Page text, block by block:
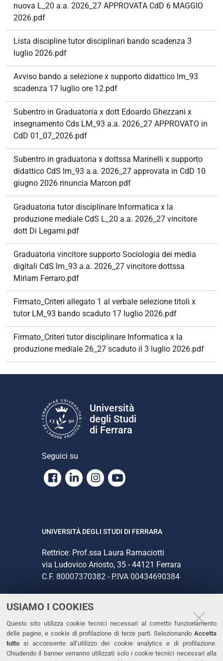
USIAMO I COOKIES
Questo sito utilizza cookie tecnici necessari al corretto funzionamento
delle pagine, e cookie di profilazione di terze parti. Selezionando Accetta
tutto si acconsente all’utilizzo dei cookie analytics e di profilazione.
Chiudendo il banner verranno utilizzati solo i cookie tecnici necessari alla
nuova L_20 a.a. 2026_27 APPROVATA CdD 6 MAGGIO
2026.pdf
Lista discipline tutor disciplinari bando scadenza 3
luglio 2026.pdf
Avviso bando a selezione x supporto didattico lm_93
scadenza 17 luglio ore 12.pdf
Subentro in Graduatoria x dott Edoardo Ghezzani x
insegnamento Cds LM_93 a.a. 2026_27 APPROVATO in
CdD 01_07_2026.pdf
Subentro in graduatoria x dottssa Marinelli x supporto
didattico CdS lm_93 a.a. 2026_27 approvata in CdD 10
giugno 2026 rinuncia Marcon.pdf
Graduatoria tutor disciplinare Informatica x la
produzione mediale CdS L_20 a.a. 2026_27 vincitore
dott Di Legami.pdf
Graduatoria vincitore supporto Sociologia dei media
digitali CdS lm_93 a.a. 2026_27 vincitore dottssa
Miriam Ferraro.pdf
Firmato_Criteri allegato 1 al verbale selezione titoli x
tutor LM_93 bando scaduto 17 luglio 2026.pdf
Firmato_Criteri tutor disciplinare Informatica x la
produzione mediale 26_27 scaduto il 3 luglio 2026.pdf
Università
degli Studi
di Ferrara
Seguici su
Facebook
LinkedinInstagram
Youtube
UNIVERSITÀ DEGLI STUDI DI FERRARA
Rettrice: Prof.ssa Laura Ramaciotti
via Ludovico Ariosto, 35 - 44121 Ferrara
C.F. 80007370382 - P.IVA 00434690384
CONTATTI
Tel. +39 0532 293111
Fax. +39 0532 293031
PEC